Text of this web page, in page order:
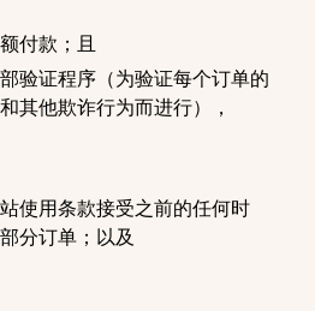
付款；且
验证程序（为验证每个订单的
其他欺诈行为而进行），
使用条款接受之前的任何时
分订单；以及